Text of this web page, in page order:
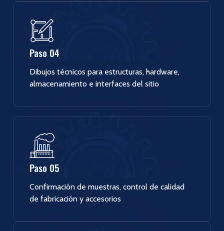
Paso 04
Dibujos técnicos para estructuras, hardware,
almacenamiento e interfaces del sitio
Paso 05
Confirmación de muestras, control de calidad
de fabricación y accesorios